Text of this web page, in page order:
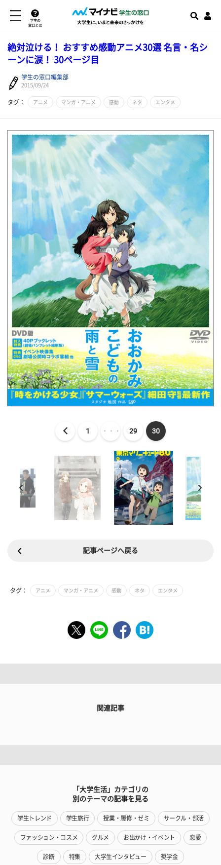
学生の
窓口とは
絶対泣ける！ おすすめ感動アニメ30選 名言・名シ
ーンに涙！ 30ページ目
学生の窓口編集部
2015/09/24
タグ： アニメ マンガ・アニメ 感動 ネタ エンタメ
1 ・・・ 29 30
記事ページへ戻る
タグ： アニメ マンガ・アニメ 感動 ネタ エンタメ
関連記事
「大学生活」カテゴリの
別のテーマの記事を見る
学生トレンド 学生旅行 授業・履修・ゼミ サークル・部活
ファッション・コスメ グルメ お出かけ・イベント 恋愛
診断 特集 大学生インタビュー 奨学金